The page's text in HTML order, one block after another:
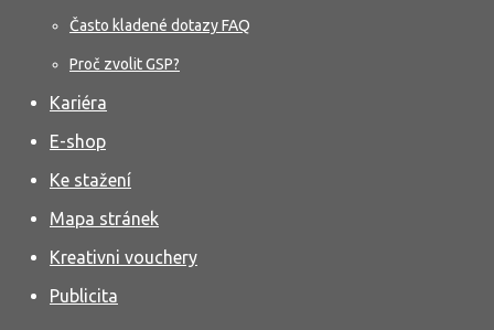
Často kladené dotazy FAQ
Proč zvolit GSP?
Kariéra
E-shop
Ke stažení
Mapa stránek
Kreativni vouchery
Publicita